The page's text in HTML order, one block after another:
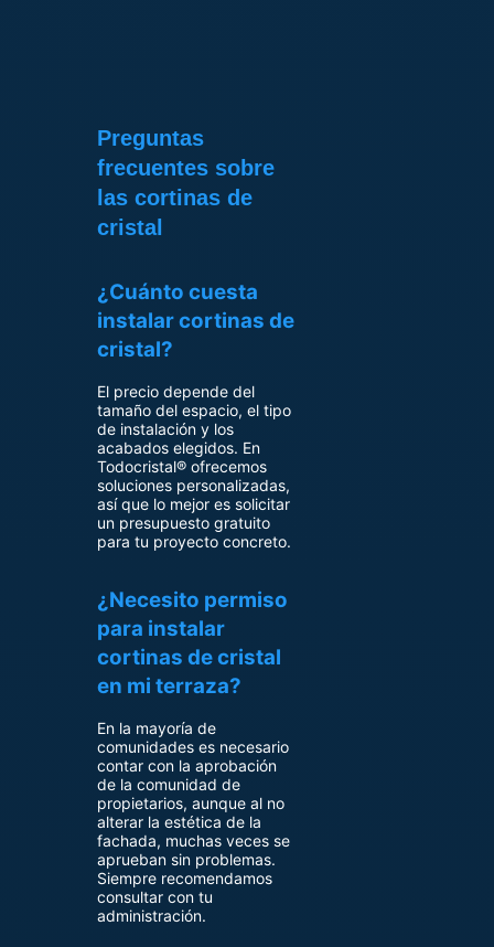
Preguntas
frecuentes sobre
las cortinas de
cristal
¿Cuánto cuesta
instalar cortinas de
cristal?
El precio depende del
tamaño del espacio, el tipo
de instalación y los
acabados elegidos. En
Todocristal® ofrecemos
soluciones personalizadas,
así que lo mejor es solicitar
un presupuesto gratuito
para tu proyecto concreto.
¿Necesito permiso
para instalar
cortinas de cristal
en mi terraza?
En la mayoría de
comunidades es necesario
contar con la aprobación
de la comunidad de
propietarios, aunque al no
alterar la estética de la
fachada, muchas veces se
aprueban sin problemas.
Siempre recomendamos
consultar con tu
administración.